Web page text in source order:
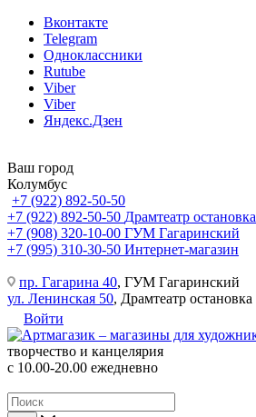
Вконтакте
Telegram
Одноклассники
Rutube
Viber
Viber
Яндекс.Дзен
Ваш город
Колумбус
+7 (922) 892-50-50
+7 (922) 892-50-50 Драмтеатр остановка
+7 (908) 320-10-00 ГУМ Гагаринский
+7 (995) 310-30-50 Интернет-магазин
пр. Гагарина 40, ГУМ Гагаринский
ул. Ленинская 50, Драмтеатр остановка
Войти
творчество и канцелярия
с 10.00-20.00 ежедневно